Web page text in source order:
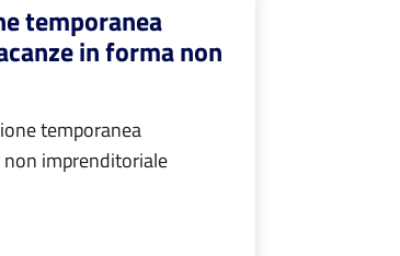
temporanea
in forma non
temporanea
imprenditoriale